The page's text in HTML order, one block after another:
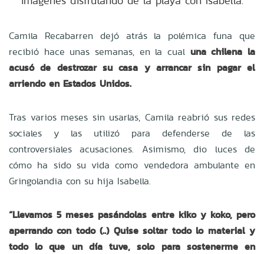
Camila Recabarren dejó atrás la polémica funa que
recibió hace unas semanas, en la cual una chilena la
acusó de destrozar su casa y arrancar sin pagar el
arriendo en Estados Unidos.
Tras varios meses sin usarlas, Camila reabrió sus redes
sociales y las utilizó para
defenderse de las
controversiales acusaciones. Asimismo, dio luces de
cómo ha sido su vida como vendedora ambulante en
Gringolandia con su hija Isabella.
“Llevamos 5 meses pasándolas entre kiko y koko, pero
aperrando con todo (..) Quise soltar todo lo material y
todo lo que un día tuve, solo para sostenerme en